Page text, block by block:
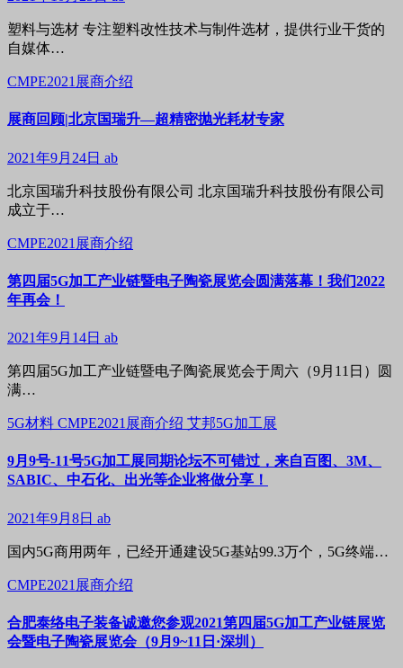
塑料与选材 专注塑料改性技术与制件选材，提供行业干货的
自媒体…
CMPE2021展商介绍
展商回顾|北京国瑞升—超精密抛光耗材专家
2021年9月24日 ab
北京国瑞升科技股份有限公司 北京国瑞升科技股份有限公司
成立于…
CMPE2021展商介绍
第四届5G加工产业链暨电子陶瓷展览会圆满落幕！我们2022
年再会！
2021年9月14日 ab
第四届5G加工产业链暨电子陶瓷展览会于周六（9月11日）圆
满…
5G材料 CMPE2021展商介绍 艾邦5G加工展
9月9号-11号5G加工展同期论坛不可错过，来自百图、3M、
SABIC、中石化、出光等企业将做分享！
2021年9月8日 ab
国内5G商用两年，已经开通建设5G基站99.3万个，5G终端…
CMPE2021展商介绍
合肥泰络电子装备诚邀您参观2021第四届5G加工产业链展览
会暨电子陶瓷展览会（9月9~11日·深圳）